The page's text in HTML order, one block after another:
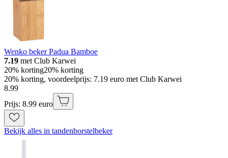
Wenko beker Padua Bamboe
7.19 met Club Karwei
20% korting20% korting
20% korting, voordeelprijs: 7.19 euro met Club Karwei
8.99
Prijs: 8.99 euro
Bekijk alles in tandenborstelbeker